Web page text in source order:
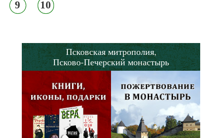
9 10
Псковская митрополия,
Псково-Печерский монастырь